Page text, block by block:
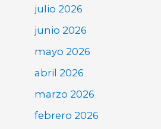
julio 2026
junio 2026
mayo 2026
abril 2026
marzo 2026
febrero 2026